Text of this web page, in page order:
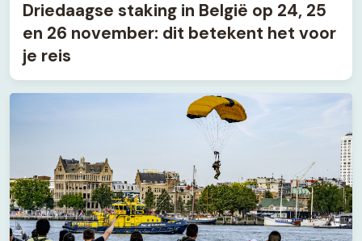
Driedaagse staking in België op 24, 25
en 26 november: dit betekent het voor
je reis